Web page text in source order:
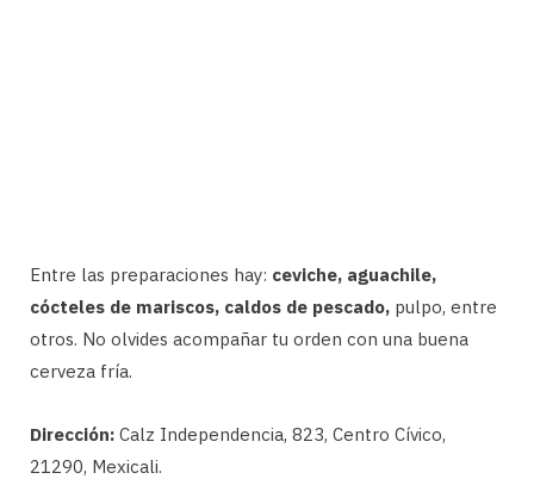
Entre las preparaciones hay: ceviche, aguachile,
cócteles de mariscos, caldos de pescado, pulpo, entre
otros. No olvides acompañar tu orden con una buena
cerveza fría.
Dirección: Calz Independencia, 823, Centro Cívico,
21290, Mexicali.